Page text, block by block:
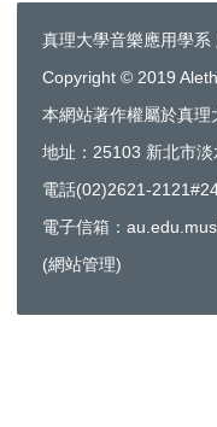
真理大學音樂應用學系
Copyright © 2019
本網站著作權屬於真理
地址：25103 新北市
電話(02)2621-
電子信箱：
(網站管理)